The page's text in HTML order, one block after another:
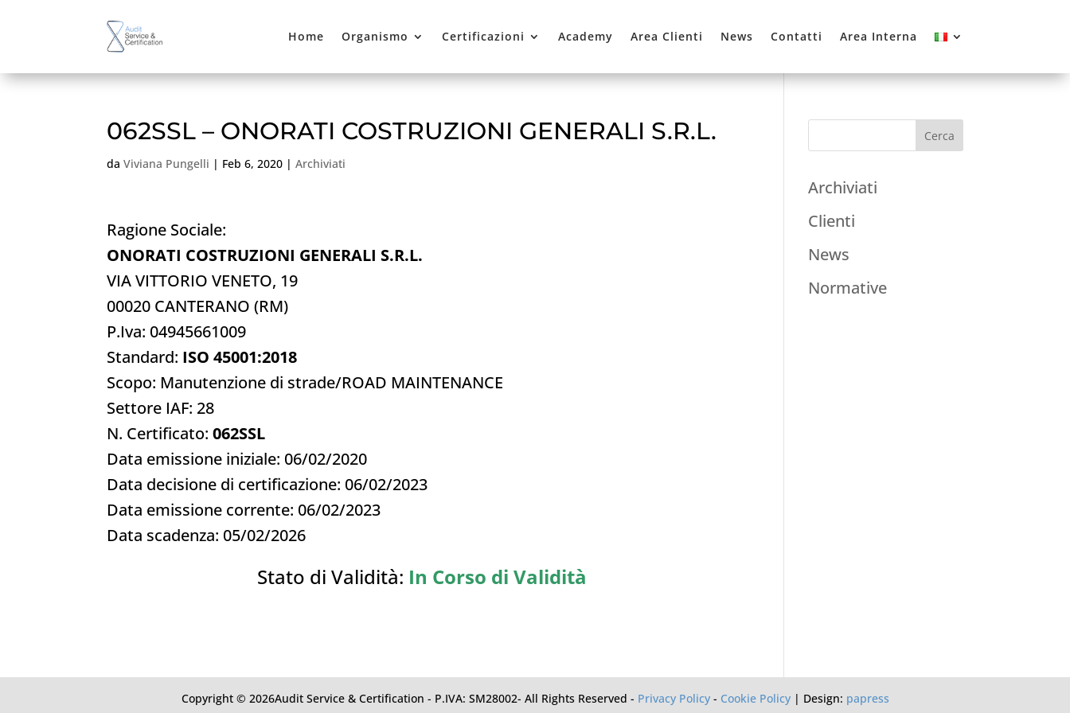
Home Organismo Certificazioni Academy Area Clienti News Contatti Area Interna
062SSL – ONORATI COSTRUZIONI GENERALI S.R.L.
daViviana Pungelli | Feb 6, 2020 |Archiviati
Ragione Sociale:
ONORATI COSTRUZIONI GENERALI S.R.L.
VIA VITTORIO VENETO, 19
00020 CANTERANO (RM)
P.Iva: 04945661009
Standard: ISO 45001:2018
Scopo: Manutenzione di strade/ROAD MAINTENANCE
Settore IAF: 28
N. Certificato:062SSL
Data emissione iniziale: 06/02/2020
Data decisione di certificazione: 06/02/2023
Data emissione corrente: 06/02/2023
Data scadenza: 05/02/2026
Stato di Validità: In Corso di Validità
Archiviati
Clienti
News
Normative
Copyright © 2026Audit Service & Certification - P.IVA: SM28002- All Rights Reserved - Privacy Policy- Cookie Policy| Design: papress